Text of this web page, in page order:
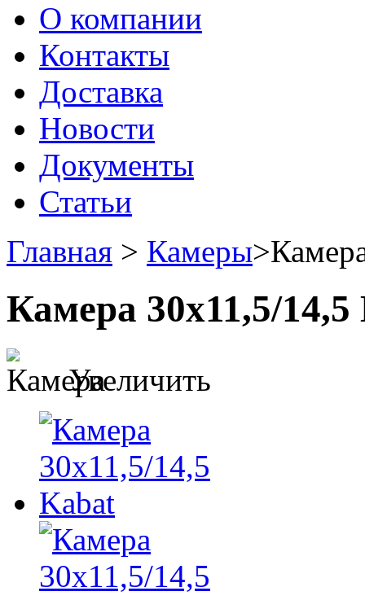
О компании
Контакты
Доставка
Новости
Документы
Статьи
Главная > Камеры>
Камера 30x11,5/
Увеличить